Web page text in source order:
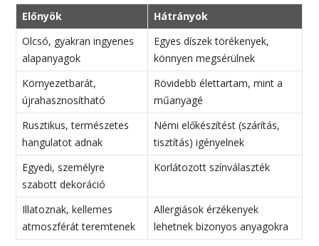
Előnyök
Hátrányok
Olcsó, gyakran ingyenes
alapanyagok
Egyes díszek törékenyek,
könnyen megsérülnek
Környezetbarát,
újrahasznosítható
Rövidebb élettartam, mint a
műanyagé
Rusztikus, természetes
hangulatot adnak
Némi előkészítést (szárítás,
tisztítás) igényelnek
Egyedi, személyre
szabott dekoráció
Korlátozott színválaszték
Illatoznak, kellemes
atmoszférát teremtenek
Allergiások érzékenyek
lehetnek bizonyos anyagokra